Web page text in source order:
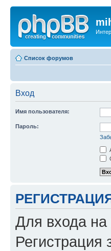
Список форумов
Вход
Имя пользователя:
Пароль:
Для входа
Регистрация